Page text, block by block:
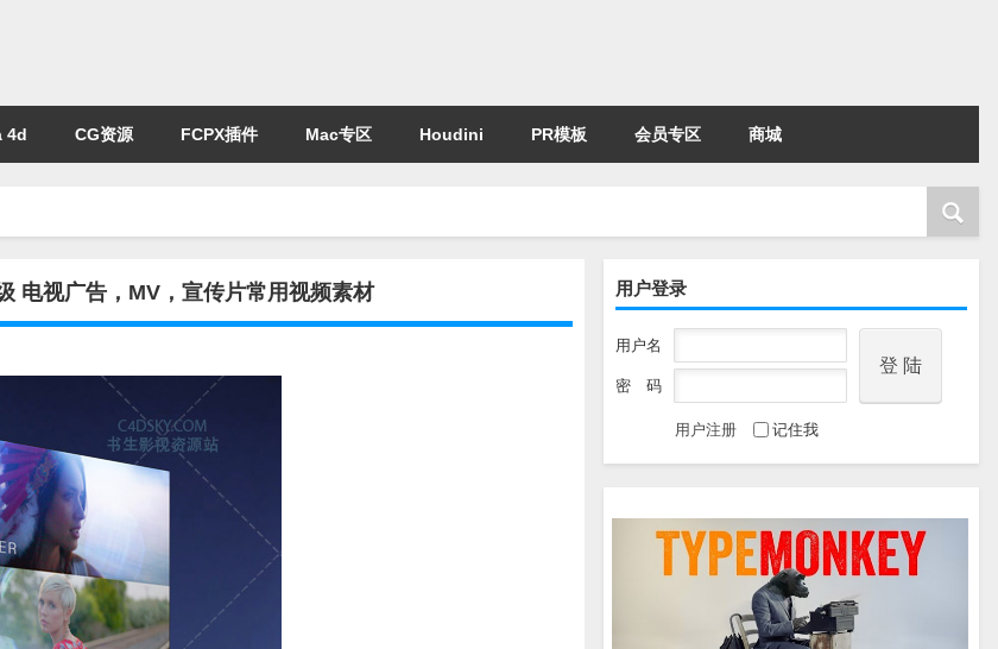
4d CG资源 FCPX插件 Mac专区 Houdini PR模板 会员专区 商城
用户登录
用户名
密 码
用户注册 记住我
电视广告，MV，宣传片常用视频素材